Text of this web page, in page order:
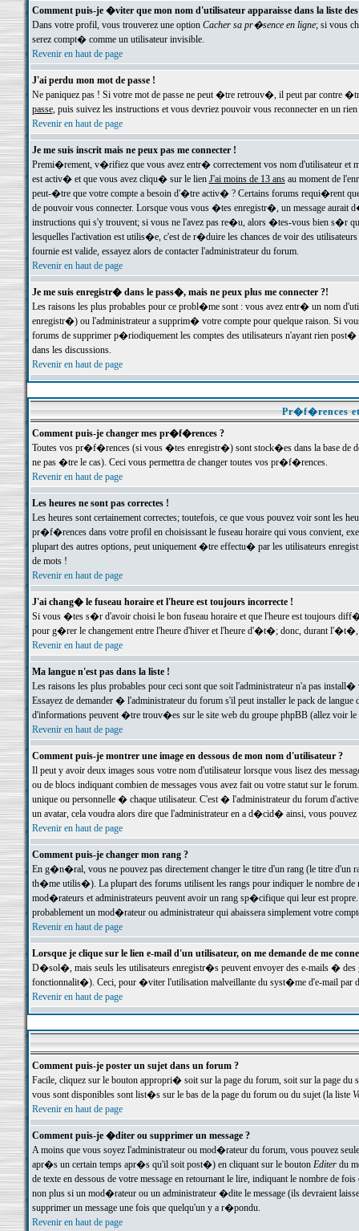
Comment puis-je �viter que mon nom d'utilisateur apparaisse dans la liste
Dans votre profil, vous trouverez une option Cacher sa pr�sence en ligne; si vous
serez compt� comme un utilisateur invisible.
Revenir en haut de page
J'ai perdu mon mot de passe !
Ne paniquez pas ! Si votre mot de passe ne peut �tre retrouv�, il peut par contre
passe, puis suivez les instructions et vous devriez pouvoir vous reconnecter en un rien
Revenir en haut de page
Je me suis inscrit mais ne peux pas me connecter !
Premi�rement, v�rifiez que vous avez entr� correctement vos nom d'utilisateur
est activ� et que vous avez cliqu� sur le lien J'ai moins de 13 ansau moment de
peut-�tre que votre compte a besoin d'�tre activ� ? Certains forums requi�rent
de pouvoir vous connecter. Lorsque vous vous �tes enregistr�, un message aurait
instructions qui s'y trouvent; si vous ne l'avez pas re�u, alors �tes-vous bien s�r
lesquelles l'activation est utilis�e, c'est de r�duire les chances de voir des
fournie est valide, essayez alors de contacter l'administrateur du forum.
Revenir en haut de page
Je me suis enregistr� dans le pass�, mais ne peux plus me connecter ?!
Les raisons les plus probables pour ce probl�me sont : vous avez entr� un nom
enregistr�) ou l'administrateur a supprim� votre compte pour quelque raison. Si
forums de supprimer p�riodiquement les comptes des utilisateurs n'ayant rien
dans les discussions.
Revenir en haut de page
Pr�f�rences
Comment puis-je changer mes pr�f�rences ?
Toutes vos pr�f�rences (si vous �tes enregistr�) sont stock�es dans la base de
ne pas �tre le cas). Ceci vous permettra de changer toutes vos pr�f�rences.
Revenir en haut de page
Les heures ne sont pas correctes !
Les heures sont certainement correctes; toutefois, ce que vous pouvez voir sont
pr�f�rences dans votre profil en choisissant le fuseau horaire qui vous convient,
plupart des autres options, peut uniquement �tre effectu� par les utilisateurs
de mots !
Revenir en haut de page
J'ai chang� le fuseau horaire et l'heure est toujours incorrecte !
Si vous �tes s�r d'avoir choisi le bon fuseau horaire et que l'heure est toujours
pour g�rer le changement entre l'heure d'hiver et l'heure d'�t�; donc, durant
Revenir en haut de page
Ma langue n'est pas dans la liste !
Les raisons les plus probables pour ceci sont que soit l'administrateur n'a pas
Essayez de demander � l'administrateur du forum s'il peut installer le pack de
d'informations peuvent �tre trouv�es sur le site web du groupe phpBB (allez voir le
Revenir en haut de page
Comment puis-je montrer une image en dessous de mon nom d'utilisateur ?
Il peut y avoir deux images sous votre nom d'utilisateur lorsque vous lisez des
ou de blocs indiquant combien de messages vous avez fait ou votre statut sur le
unique ou personnelle � chaque utilisateur. C'est � l'administrateur du forum
un avatar, cela voudra alors dire que l'administrateur en a d�cid� ainsi, vous
Revenir en haut de page
Comment puis-je changer mon rang ?
En g�n�ral, vous ne pouvez pas directement changer le titre d'un rang (le titre d'un
th�me utilis�). La plupart des forums utilisent les rangs pour indiquer le nombre de
mod�rateurs et administrateurs peuvent avoir un rang sp�cifique qui leur est
probablement un mod�rateur ou administrateur qui abaissera simplement votre
Revenir en haut de page
Lorsque je clique sur le lien e-mail d'un utilisateur, on me demande de me
D�sol�, mais seuls les utilisateurs enregistr�s peuvent envoyer des e-mails �
fonctionnalit�). Ceci, pour �viter l'utilisation malveillante du syst�me d'e-mail par
Revenir en haut de page
Comment puis-je poster un sujet dans un forum ?
Facile, cliquez sur le bouton appropri� soit sur la page du forum, soit sur la page du
vous sont disponibles sont list�s sur le bas de la page du forum ou du sujet (la liste
Revenir en haut de page
Comment puis-je �diter ou supprimer un message ?
A moins que vous soyez l'administrateur ou mod�rateur du forum, vous pouvez
apr�s un certain temps apr�s qu'il soit post�) en cliquant sur le bouton Editerdu
de texte en dessous de votre message en retournant le lire, indiquant le nombre
non plus si un mod�rateur ou un administrateur �dite le message (ils devraient
supprimer un message une fois que quelqu'un y a r�pondu.
Revenir en haut de page